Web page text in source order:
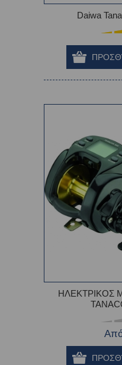
Daiwa
ΗΛΕΚΤΡΙΚΟΣ